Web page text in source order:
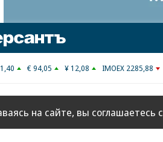
€ 94,05 ¥ 12,08 IMOEX 2285,88
на сайте, вы соглашаетесь с